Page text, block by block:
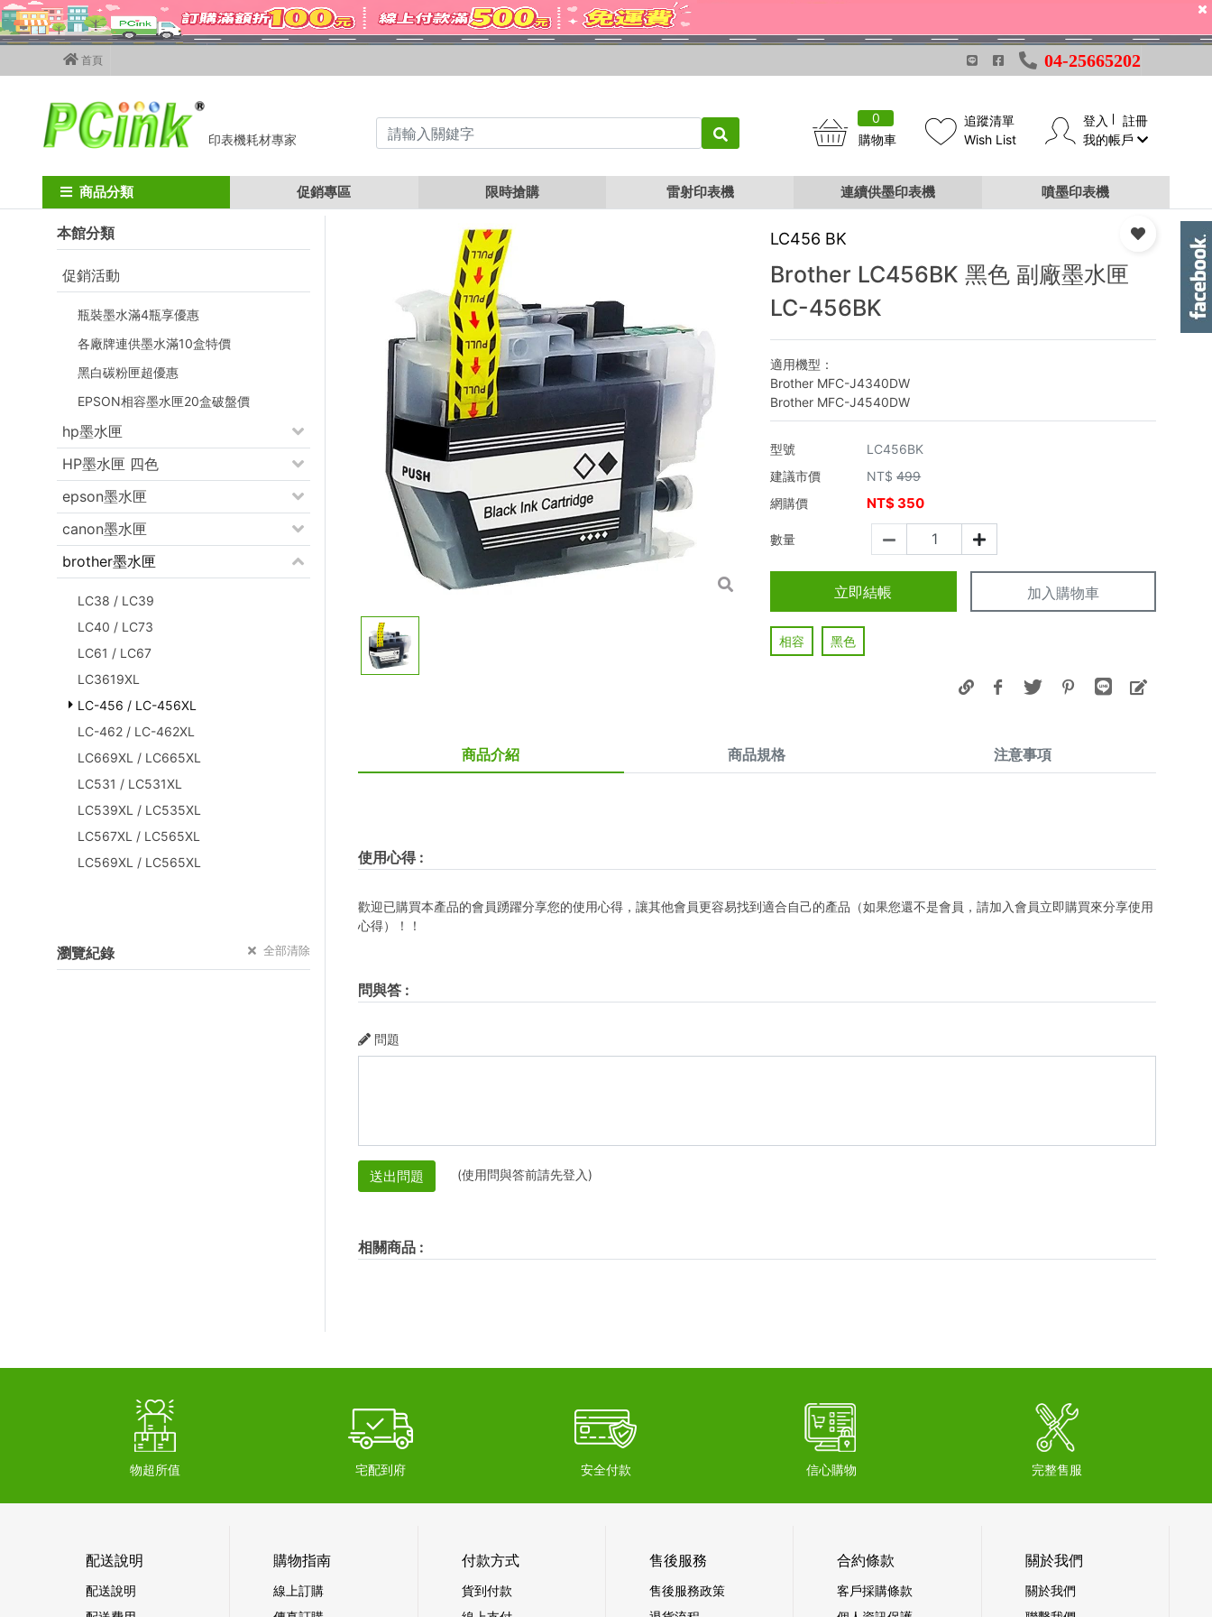
首頁 04-25665202
印表機耗材專家
0
購物車
追蹤清單
Wish List
登入
註冊
我的帳戶
商品分類 促銷專區 限時搶購 雷射印表機 連續供墨印表機 噴墨印表機
Home 墨水匣 brother墨水匣 LC-456 / LC-456XL Brother LC456BK 黑色 副廠墨水匣 LC-456BK
本館分類
促銷活動
瓶裝墨水滿4瓶享優惠
各廠牌連供墨水滿10盒特價
黑白碳粉匣超優惠
EPSON相容墨水匣20盒破盤價
hp墨水匣
HP墨水匣 四色
epson墨水匣
canon墨水匣
brother墨水匣
LC38 / LC39
LC40 / LC73
LC61 / LC67
LC3619XL
LC-456 / LC-456XL
LC-462 / LC-462XL
LC669XL / LC665XL
LC531 / LC531XL
LC539XL / LC535XL
LC567XL / LC565XL
LC569XL / LC565XL
瀏覽紀錄 全部清除
LC456 BK
Brother LC456BK 黑色 副廠墨水匣
LC-456BK
適用機型：
Brother MFC-J4340DW
Brother MFC-J4540DW
型號
LC456BK
建議市價
NT$ 499
網購價
NT$350
數量
立即結帳 加入購物車
相容 黑色
商品介紹 商品規格 注意事項
使用心得:
歡迎已購買本產品的會員踴躍分享您的使用心得，讓其他會員更容易找到適合自己的產品（如果您還不是會員，請加入會員立即購買來分享使用
心得）！！
問與答:
問題
送出問題 (使用問與答前請先登入)
相關商品:
物超所值 宅配到府 安全付款 信心購物 完整售服
配送說明
配送說明
購物指南
線上訂購
付款方式
貨到付款
售後服務
售後服務政策
合約條款
客戶採購條款
關於我們
關於我們